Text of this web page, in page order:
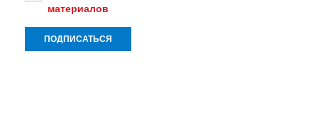
материалов